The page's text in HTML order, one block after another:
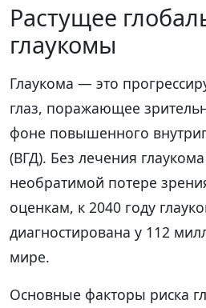
Растущее
глаукомы
Глаукома — это
глаз, поражающее
фоне повышенного
(ВГД). Без лечения
необратимой потере
оценкам, к 2040 году
диагностирована у 112
мире.
Основные факторы риска